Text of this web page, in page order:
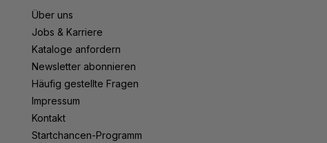
Über uns
Jobs & Karriere
Kataloge anfordern
Newsletter abonnieren
Häufig gestellte Fragen
Impressum
Kontakt
Startchancen-Programm